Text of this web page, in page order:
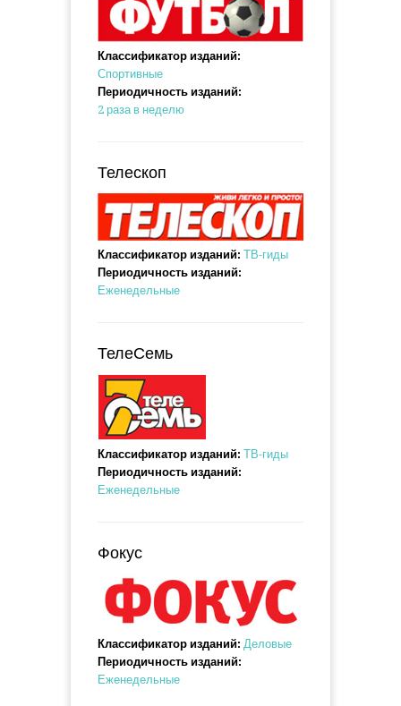
Классификатор изданий:
Спортивные
Периодичность изданий:
2 раза в неделю
Телескоп
Классификатор изданий: ТВ-гиды
Периодичность изданий:
Еженедельные
ТелеСемь
Классификатор изданий: ТВ-гиды
Периодичность изданий:
Еженедельные
Фокус
Классификатор изданий: Деловые
Периодичность изданий:
Еженедельные